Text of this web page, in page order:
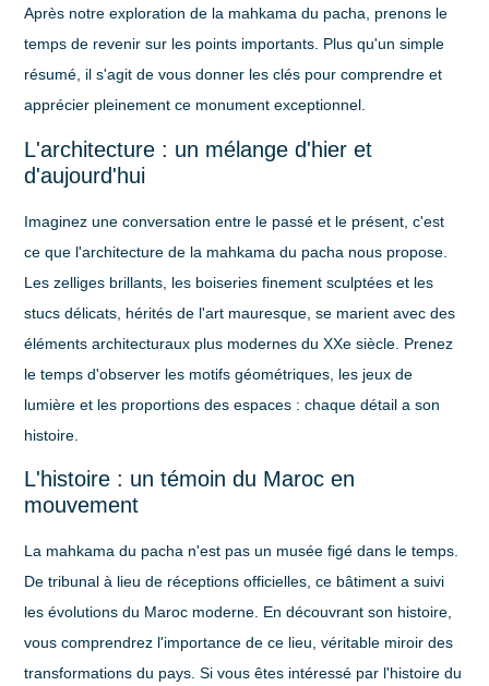
Après notre exploration de la mahkama du pacha, prenons le
temps de revenir sur les points importants. Plus qu'un simple
résumé, il s'agit de vous donner les clés pourcomprendre et
apprécier pleinement ce monument exceptionnel.
L'architecture : un mélange d'hier et
d'aujourd'hui
Imaginez une conversation entre le passé et le présent, c'est
ce que l'architecture de la mahkama du pacha nous propose.
Leszelliges brillants, les boiseries finement sculptées et les
stucs délicats , hérités de l'art mauresque, se marient avec des
éléments architecturaux plus modernes du XXe siècle. Prenez
le temps d'observer les motifs géométriques, les jeux de
lumière et les proportions des espaces : chaque détail a son
histoire.
L'histoire : un témoin du Maroc en
mouvement
La mahkama du pacha n'est pas un musée figé dans le temps.
Detribunal à lieu de réceptions officielles , ce bâtiment a suivi
les évolutions du Maroc moderne. En découvrant son histoire,
vous comprendrez l'importance de ce lieu, véritable miroir des
transformations du pays. Si vous êtes intéressé par l'histoire du